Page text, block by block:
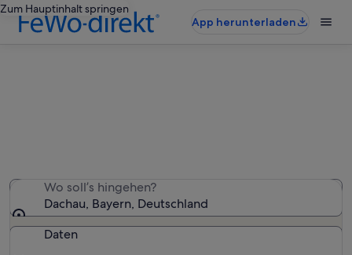
Zum Hauptinhalt springen
App herunterladen
Wo soll’s hingehen?
Dachau, Bayern, Deutschland
Daten